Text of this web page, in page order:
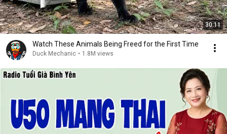
30:11
Watch These Animals Being Freed for the First Time
Duck Mechanic • 1.8M views